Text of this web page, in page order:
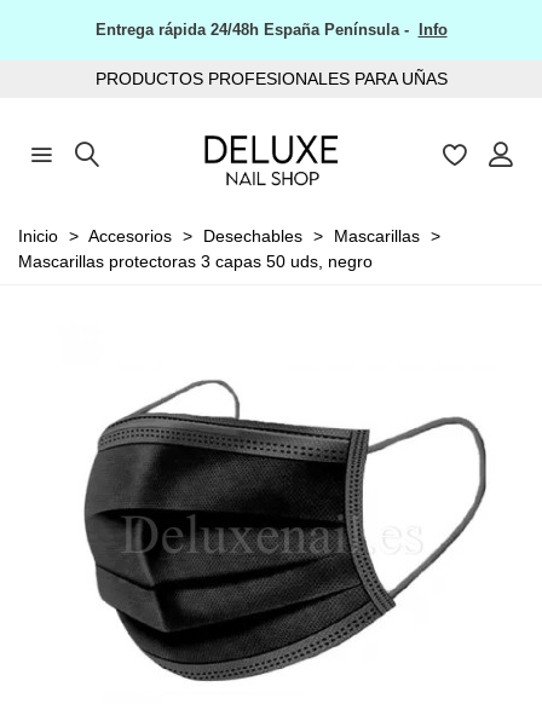
Entrega rápida 24/48h España Península - Info
PRODUCTOS PROFESIONALES PARA UÑAS
Inicio > Accesorios > Desechables > Mascarillas >
Mascarillas protectoras 3 capas 50 uds, negro